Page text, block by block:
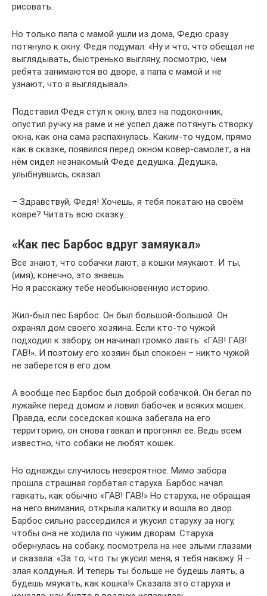
рисовать.
Но только папа с мамой ушли из дома, Федю сразу
потянуло к окну. Федя подумал: «Ну и что, что обещал не
выглядывать, быстренько выгляну, посмотрю, чем
ребята занимаются во дворе, а папа с мамой и не
узнают, что я выглядывал».
Подставил Федя стул к окну, влез на подоконник,
опустил ручку на раме и не успел даже потянуть створку
окна, как она сама распахнулась. Каким-то чудом, прямо
как в сказке, появился перед окном ковёр-самолёт, а на
нём сидел незнакомый Феде дедушка. Дедушка,
улыбнувшись, сказал:
– Здравствуй, Федя! Хочешь, я тебя покатаю на своём
ковре? Читать всю сказку…
«Как пес Барбос вдруг замяукал»
Все знают, что собачки лают, а кошки мяукают. И ты,
(имя), конечно, это знаешь.
Но я расскажу тебе необыкновенную историю.
Жил-был пёс Барбос. Он был большой-большой. Он
охранял дом своего хозяина. Если кто-то чужой
подходил к забору, он начинал громко лаять: «ГАВ! ГАВ!
ГАВ!». И поэтому его хозяин был спокоен – никто чужой
не заберется в его дом.
А вообще пес Барбос был доброй собачкой. Он бегал по
лужайке перед домом и ловил бабочек и всяких мошек.
Правда, если соседская кошка забегала на его
территорию, он снова гавкал и прогонял ее. Ведь всем
известно, что собаки не любят кошек.
Но однажды случилось невероятное. Мимо забора
прошла страшная горбатая старуха. Барбос начал
гавкать, как обычно «ГАВ! ГАВ!» Но старуха, не обращая
на него внимания, открыла калитку и вошла во двор.
Барбос сильно рассердился и укусил старуху за ногу,
чтобы она не ходила по чужим дворам. Старуха
обернулась на собаку, посмотрела на нее злыми глазами
и сказала: «За то, что ты укусил меня, я тебя накажу. Я –
злая колдунья. И теперь ты больше не будешь лаять, а
будешь мяукать, как кошка!» Сказала это старуха и